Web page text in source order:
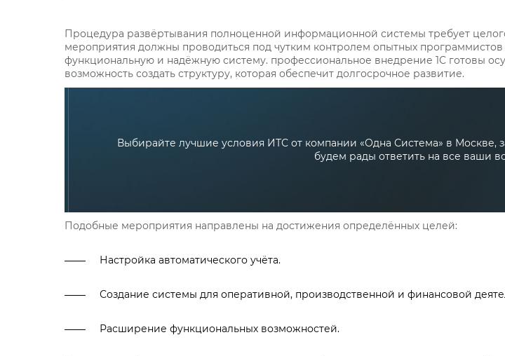
Процедура развёртывания полноценной информационной системы требует
мероприятия должны проводиться под чутким контролем опытных
функциональную и надёжную систему. профессиональное внедрение 1С готовы
возможность создать структуру, которая обеспечит долгосрочное развитие.
Выбирайте лучшие условия ИТС от компании «Одна Система» в Москве,
будем рады ответить на все ваши
Подобные мероприятия направлены на достижения определённых целей:
Настройка автоматического учёта.
Создание системы для оперативной, производственной и финансовой
Расширение функциональных возможностей.